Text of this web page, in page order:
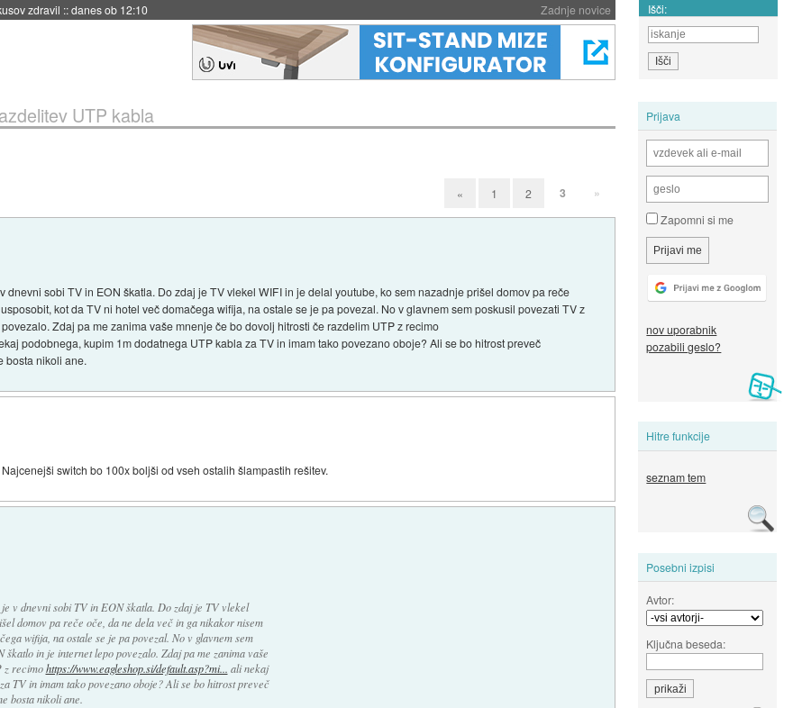
Zadnje novice
zdravil ::danes ob 12:10 Išči:
Prijava
Zapomni si me
nov uporabnik
pozabili geslo?
Hitre funkcije
seznam tem
Posebni izpisi
Avtor:
Ključna beseda:
UTP kabla
« 1 2 3 »
dnevni sobi TV in EON škatla. Do zdaj je TV vlekel WIFI in je delal youtube, ko sem nazadnje prišel domov pa reče
kot da TV ni hotel več domačega wifija, na ostale se je pa povezal. No v glavnem sem poskusil povezati TV z
Zdaj pa me zanima vaše mnenje če bo dovolj hitrosti če razdelim UTP z recimo
podobnega, kupim 1m dodatnega UTP kabla za TV in imam tako povezano oboje? Ali se bo hitrost preveč
bosta nikoli ane.
switch bo 100x boljši od vseh ostalih šlampastih rešitev.
v dnevni sobi TV in EON škatla. Do zdaj je TV vlekel
domov pa reče oče, da ne dela več in ga nikakor nisem
wifija, na ostale se je pa povezal. No v glavnem sem
in je internet lepo povezalo. Zdaj pa me zanima vaše
z recimohttps://www.eagleshop.si/default.asp?mi... ali nekaj
TV in imam tako povezano oboje? Ali se bo hitrost preveč
bosta nikoli ane.